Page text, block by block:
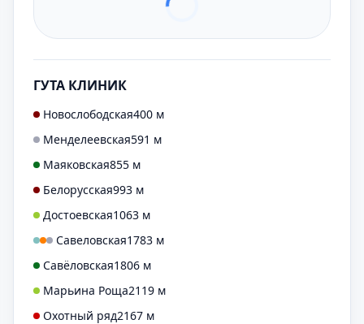
ГУТА КЛИНИК
Новослободская400 м
Менделеевская591 м
Маяковская855 м
Белорусская993 м
Достоевская1063 м
Савеловская1783 м
Савёловская1806 м
Марьина Роща2119 м
Охотный ряд2167 м